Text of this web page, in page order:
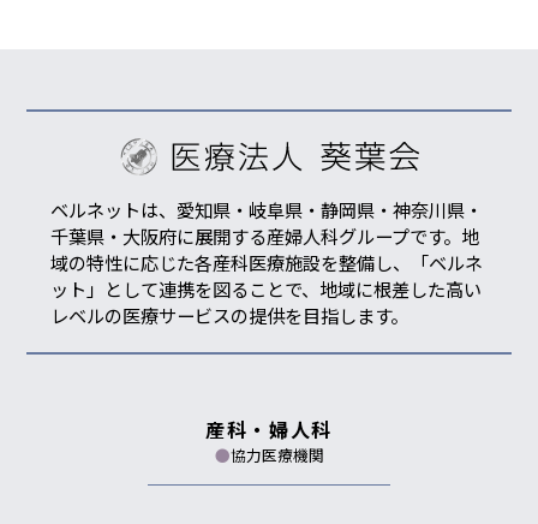
ベルネットは、愛知県・岐阜県・静岡県・神奈川県・
千葉県・大阪府に展開する産婦人科グループです。地
域の特性に応じた各産科医療施設を整備し、「ベルネ
ット」として連携を図ることで、地域に根差した高い
レベルの医療サービスの提供を目指します。
産科・婦人科
●協力医療機関